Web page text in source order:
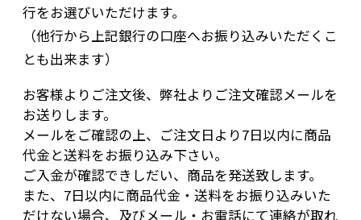
行をお選びいただけます。
（他行から上記銀行の口座へお振り込みいただくこ
とも出来ます）
お客様よりご注文後、弊社よりご注文確認メールを
お送りします。
メールをご確認の上、ご注文日より7日以内に商品
代金と送料をお振り込み下さい。
ご入金が確認できしだい、商品を発送致します。
また、7日以内に商品代金・送料をお振り込みいた
だけない場合、及びメール・お電話にて連絡が取れ